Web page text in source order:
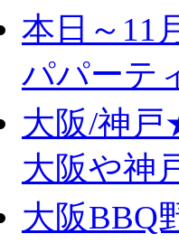
本日～11
パパーテ
大阪/神
大阪や神
大阪BBQ